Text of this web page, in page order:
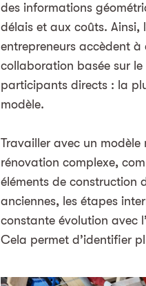
des informations
délais et aux coûts. Ainsi,
entrepreneurs accèdent à
collaboration basée sur
participants directs : la
modèle.
Travailler avec un
rénovation complexe,
éléments de construction
anciennes, les étapes
constante évolution avec
Cela permet d’identifier